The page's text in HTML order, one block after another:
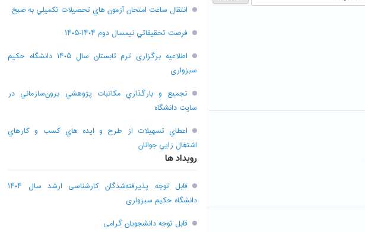
انتقال ساعت امتحان آزمون هاي تحصيلات تکميلي به صبح
فرصت تحقيقاتي نیمسال دوم ۱۴۰۴-۱۴۰۵
اطلاعیه برگزاری ترم تابستان سال ۱۴۰۵ دانشگاه حکیم
سبزواری
تجميع و بارگذاري مکاتبات پژوهشي برون‌سازماني در
سايت دانشگاه
اعطاي تسهيلات از طرح و ايده هاي کسب و کارهاي
اشتغال زايي جوانان
رویداد ها
قابل توجه پذیرفته‌شدگان کارشناسی ارشد سال ۱۴۰۴
دانشگاه حکیم سبزواری
قابل توجه دانشجویان گرامی